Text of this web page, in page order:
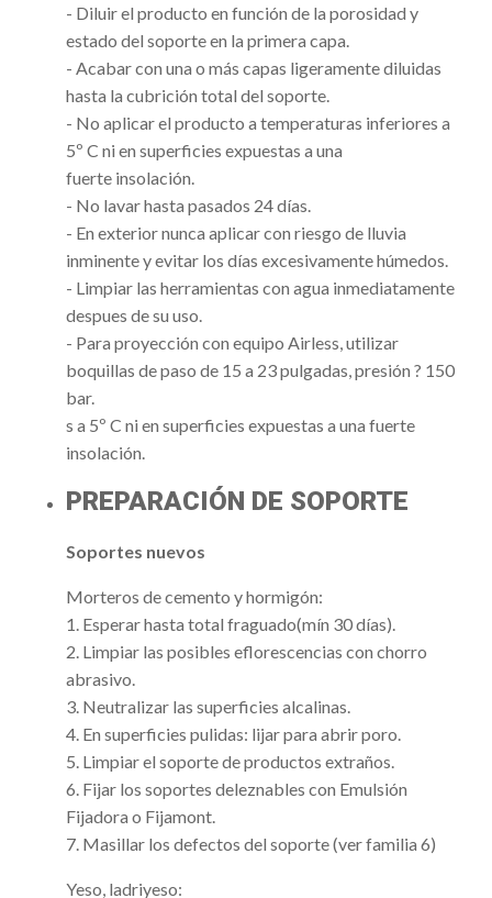
- Diluir el producto en función de la porosidad y
estado del soporte en la primera capa.
- Acabar con una o más capas ligeramente diluidas
hasta la cubrición total del soporte.
- No aplicar el producto a temperaturas inferiores a
5º C ni en superficies expuestas a una
fuerte insolación.
- No lavar hasta pasados 24 días.
- En exterior nunca aplicar con riesgo de lluvia
inminente y evitar los días excesivamente húmedos.
- Limpiar las herramientas con agua inmediatamente
despues de su uso.
- Para proyección con equipo Airless, utilizar
boquillas de paso de 15 a 23 pulgadas, presión ? 150
bar.
s a 5º C ni en superficies expuestas a una fuerte
insolación.
PREPARACIÓN DE SOPORTE
Soportes nuevos
Morteros de cemento y hormigón:
1. Esperar hasta total fraguado(mín 30 días).
2. Limpiar las posibles eflorescencias con chorro
abrasivo.
3. Neutralizar las superficies alcalinas.
4. En superficies pulidas: lijar para abrir poro.
5. Limpiar el soporte de productos extraños.
6. Fijar los soportes deleznables con Emulsión
Fijadora o Fijamont.
7. Masillar los defectos del soporte (ver familia 6)
Yeso, ladriyeso: